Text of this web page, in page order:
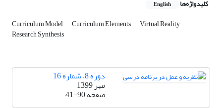
کلیدواژه‌ها English
Curriculum Model Curriculum Elements Virtual Reality
Research Synthesis
دوره 8، شماره 16
مهر 1399
صفحه41-90